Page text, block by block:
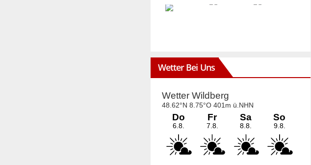
Wetter Bei Uns